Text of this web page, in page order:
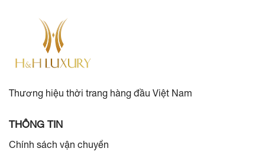
Thương hiệu thời trang hàng đầu Việt Nam
THÔNG TIN
Chính sách vận chuyển